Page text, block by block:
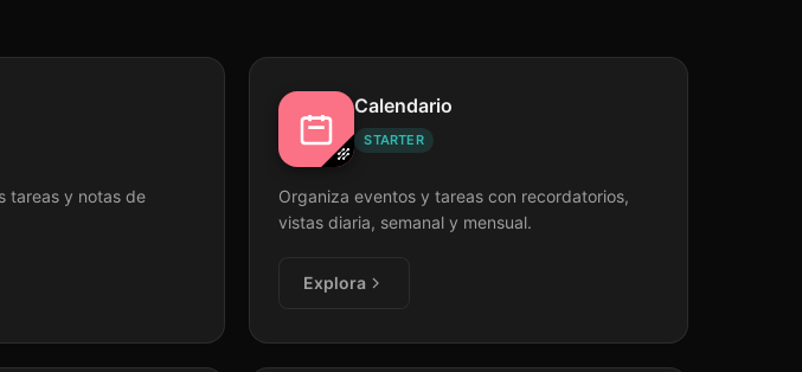
tareas y notas de
Calendario
STARTER
Organiza eventos y tareas con recordatorios,
vistas diaria, semanal y mensual.
Explora